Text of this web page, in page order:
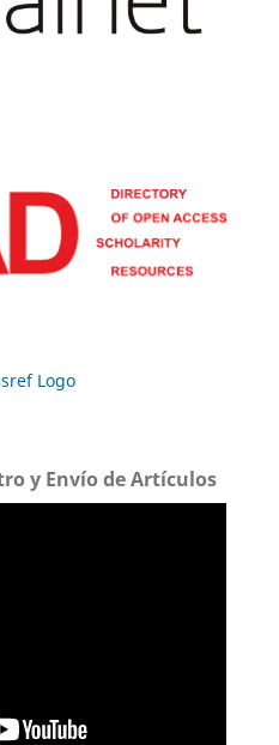
y Envío de Artículos